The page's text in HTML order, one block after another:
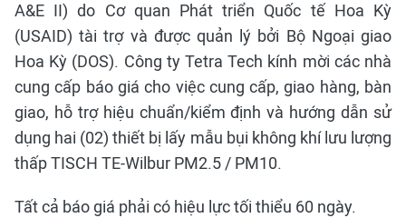
A&E II) do Cơ quan Phát triển Quốc tế Hoa Kỳ
(USAID) tài trợ và được quản lý bởi Bộ Ngoại giao
Hoa Kỳ (DOS). Công ty Tetra Tech kính mời các nhà
cung cấp báo giá cho việc cung cấp, giao hàng, bàn
giao, hỗ trợ hiệu chuẩn/kiểm định và hướng dẫn sử
dụng hai (02) thiết bị lấy mẫu bụi không khí lưu lượng
thấp TISCH TE-Wilbur PM2.5 / PM10.
Tất cả báo giá phải có hiệu lực tối thiểu 60 ngày.